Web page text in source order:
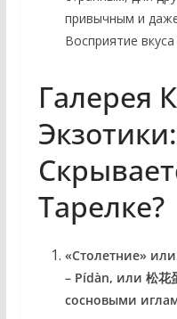
привычным и
Восприятие
Галерея
Тарелке?
«Столетние»
– Pídàn, или 松花
сосновыми